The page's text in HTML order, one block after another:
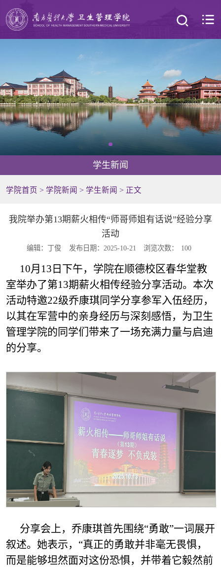
学生新闻
学院首页 > 学院新闻 > 学生新闻 > 正文
我院举办第13期薪火相传“师哥师姐有话说”经验分享
活动
编辑：丁俊 发布日期：2025-10-21 浏览次数： 100
10月13日下午，学院在顺德校区春华堂教
室举办了第13期薪火相传经验分享活动。本次
活动特邀22级乔康琪同学分享参军入伍经历，
以其在军营中的亲身经历与深刻感悟，为卫生
管理学院的同学们带来了一场充满力量与启迪
的分享。
分享会上，乔康琪首先围绕“勇敢”一词展开
叙述。她表示，“真正的勇敢并非毫无畏惧，
而是能够坦然面对这份恐惧，并带着它毅然前